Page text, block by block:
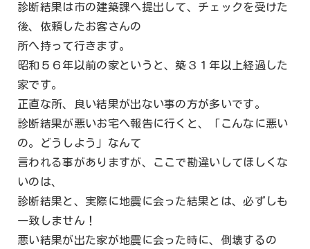
診断結果は市の建築課へ提出して、チェックを受けた
後、依頼したお客さんの
所へ持って行きます。
昭和５６年以前の家というと、築３１年以上経過した
家です。
正直な所、良い結果が出ない事の方が多いです。
診断結果が悪いお宅へ報告に行くと、「こんなに悪い
の。どうしよう」なんて
言われる事がありますが、ここで勘違いしてほしくな
いのは、
診断結果と、実際に地震に会った結果とは、必ずしも
一致しません！
悪い結果が出た家が地震に会った時に、倒壊するの